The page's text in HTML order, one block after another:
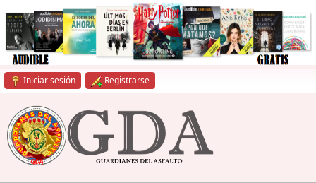
Iniciar sesión Registrarse